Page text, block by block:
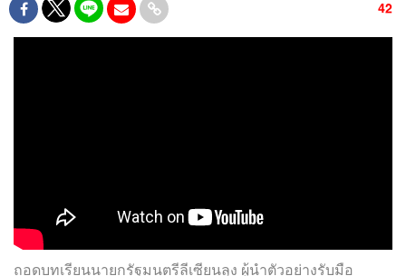
42
ถอดบทเรียนนายกรัฐมนตรีลีเซียนลุง ผู้นำตัวอย่างรับมือ